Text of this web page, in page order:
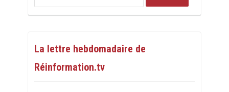
La lettre hebdomadaire de
Réinformation.tv